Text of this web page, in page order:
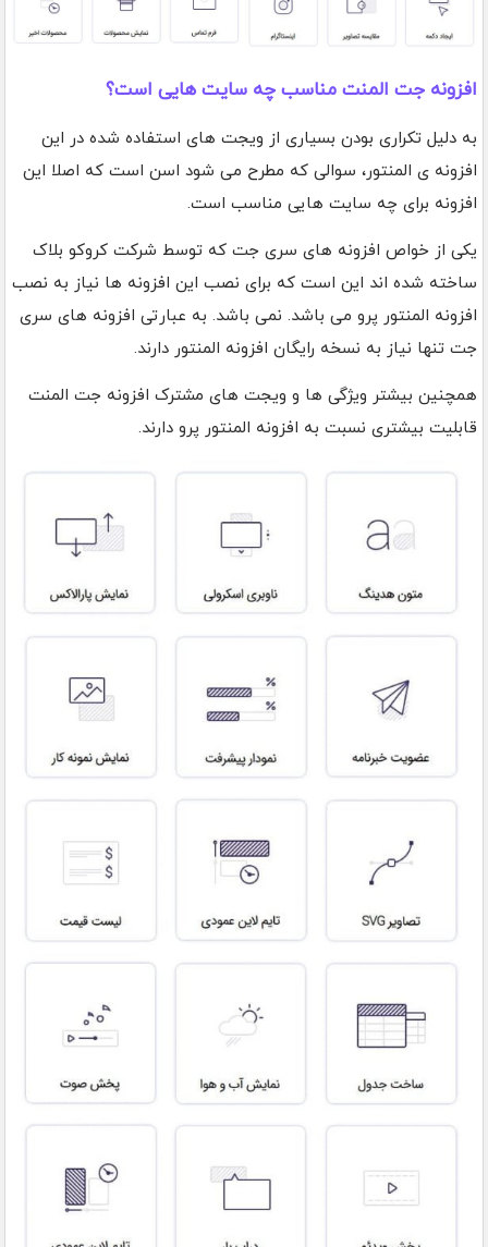
افزونه جت المنت مناسب چه سایت هایی است؟
به دلیل تکراری بودن بسیاری از ویجت های استفاده شده در این
افزونه ی المنتور، سوالی که مطرح می شود اسن است که اصلا این
افزونه برای چه سایت هایی مناسب است.
یکی از خواص افزونه های سری جت که توسط شرکت کروکو بلاک
ساخته شده اند این است که برای نصب این افزونه ها نیاز به نصب
افزونه المنتور پرو می باشد. نمی باشد. به عبارتی افزونه های سری
جت تنها نیاز به نسخه رایگان افزونه المنتور دارند.
همچنین بیشتر ویژگی ها و ویجت های مشترک افزونه جت المنت
قابلیت بیشتری نسبت به افزونه المنتور پرو دارند.